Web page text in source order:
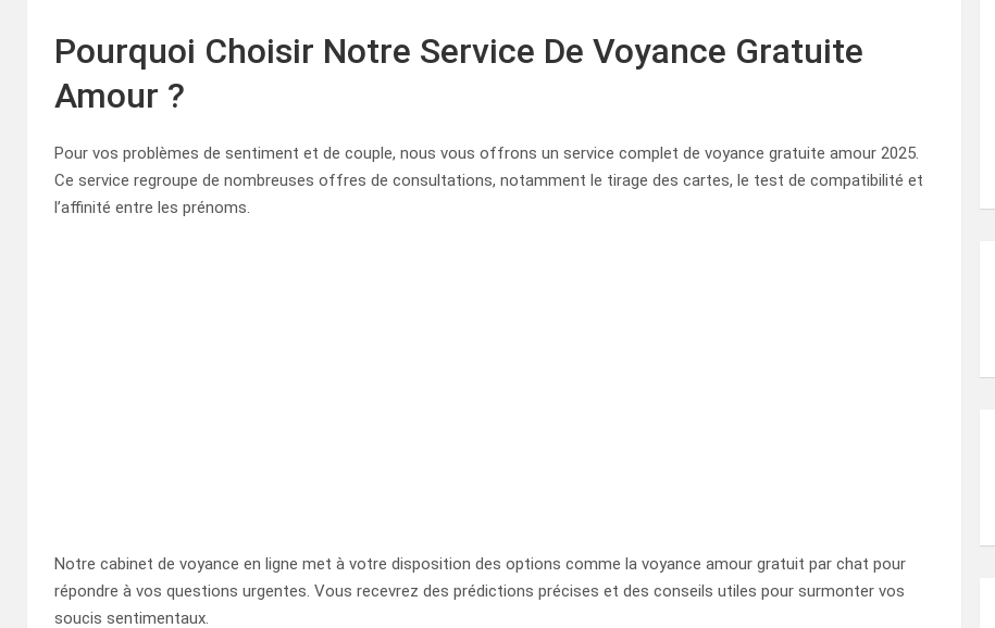
Pourquoi Choisir Notre Service De Voyance Gratuite
Amour ?
Pour vos problèmes de sentiment et de couple, nous vous offrons un service complet de voyance gratuite amour 2025.
Ce service regroupe de nombreuses offres de consultations, notamment le tirage des cartes, le test de compatibilité et
l’affinité entre les prénoms.
Notre cabinet de voyance en ligne met à votre disposition des options comme la voyance amour gratuit par chat pour
répondre à vos questions urgentes. Vous recevrez des prédictions précises et des conseils utiles pour surmonter vos
soucis sentimentaux.